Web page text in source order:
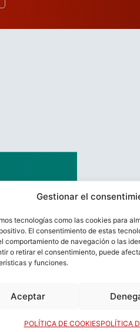
Gestionar el
tecnologías como las cookies para
El consentimiento de estas
comportamiento de navegación o las
o retirar el consentimiento, puede
y funciones.
Aceptar
POLÍTICA DE COOKIESPOLÍTICA